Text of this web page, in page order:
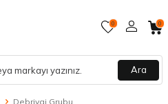
Ara
0 0
Debriyaj Grubu